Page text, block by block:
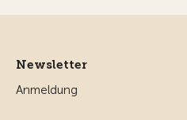
Newsletter
Anmeldung